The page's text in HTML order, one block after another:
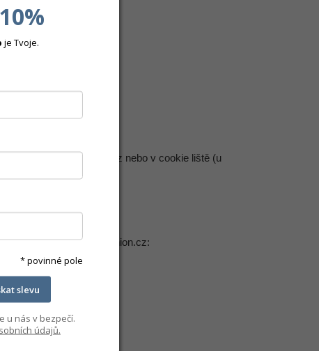
na info@emfashion.cz nebo v cookie liště (u
mailem na info@emfashion.cz:
je Tvoje.
* povinné pole
slevu
u nás v bezpečí.
údajů.